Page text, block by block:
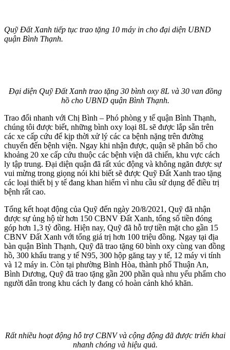
Quỹ Đất Xanh tiếp tục trao tặng 10 máy in cho đại diện UBND
quận Bình Thạnh.
Đại diện Quỹ Đất Xanh trao tặng 30 bình oxy 8L và 30 van đồng
hồ cho UBND quận Bình Thạnh.
Trao đổi nhanh với Chị Bình – Phó phòng y tế quận Bình Thạnh,
chúng tôi được biết, những bình oxy loại 8L sẽ được lắp sẵn trên
các xe cấp cứu để kịp thời xử lý các ca bệnh nặng trên đường
chuyển đến bệnh viện. Ngay khi nhận được, quận sẽ phân bổ cho
khoảng 20 xe cấp cứu thuộc các bệnh viện dã chiến, khu vực cách
ly tập trung. Đại diện quận đã rất xúc động và không ngăn được sự
vui mừng trong giọng nói khi biết sẽ được Quỹ Đất Xanh trao tặng
các loại thiết bị y tế đang khan hiếm vì nhu cầu sử dụng để điều trị
bệnh rất cao.
Tổng kết hoạt động của Quỹ đến ngày 20/8/2021, Quỹ đã nhận
được sự ủng hộ từ hơn 150 CBNV Đất Xanh, tổng số tiền đóng
góp hơn 1,3 tỷ đồng. Hiện nay, Quỹ đã hỗ trợ tiền mặt cho gần 15
CBNV Đất Xanh với tổng giá trị hơn 100 triệu đồng. Ngay tại địa
bàn quận Bình Thạnh, Quỹ đã trao tặng 60 bình oxy cùng van đồng
hồ, 300 khẩu trang y tế N95, 300 hộp găng tay y tế, 12 máy vi tính
và 12 máy in. Còn tại phường Bình Hòa, thành phố Thuận An,
Bình Dương, Quỹ đã trao tặng gần 200 phần quà nhu yếu phẩm cho
người dân trong khu cách ly đang có hoàn cảnh khó khăn.
Rất nhiều hoạt động hỗ trợ CBNV và cộng động đã được triển khai
nhanh chóng và hiệu quả.